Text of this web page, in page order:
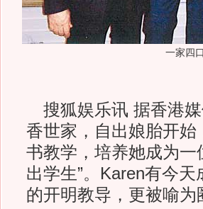
一家四
搜狐娱乐讯 据香港
香世家，自出娘胎开
书教学，培养她成为一
出学生”。Karen有今
的开明教导，更被喻